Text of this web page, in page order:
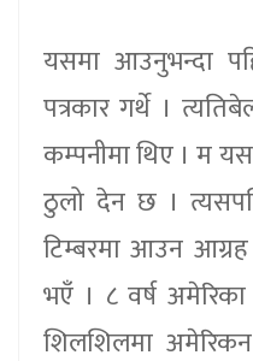
यसमा आउनुभन्दा
पत्रकार गर्थे ।
कम्पनीमा थिए । म
ठुलो देन छ ।
टिम्बरमा आउन
भएँ । ८ वर्ष
शिलशिलमा